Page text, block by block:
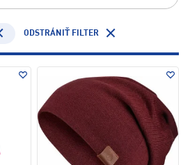
ODSTRÁNIŤ FILTER